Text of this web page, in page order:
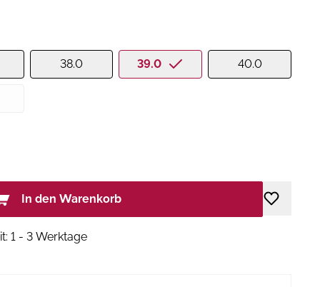
38.0 39.0 40.0
In den Warenkorb
1 - 3 Werktage